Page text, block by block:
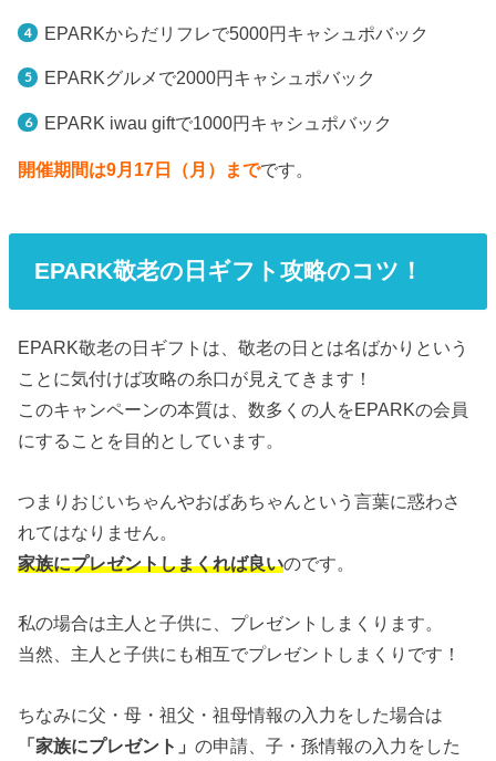
EPARKからだリフレで5000円キャシュポバック
EPARKグルメで2000円キャシュポバック
EPARK iwau giftで1000円キャシュポバック
開催期間は9月17日（月）までです。
EPARK敬老の日ギフト攻略のコツ！
EPARK敬老の日ギフトは、敬老の日とは名ばかりという
ことに気付けば攻略の糸口が見えてきます！
このキャンペーンの本質は、数多くの人をEPARKの会員
にすることを目的としています。
つまりおじいちゃんやおばあちゃんという言葉に惑わさ
れてはなりません。
家族にプレゼントしまくれば良いのです。
私の場合は主人と子供に、プレゼントしまくります。
当然、主人と子供にも相互でプレゼントしまくりです！
ちなみに父・母・祖父・祖母情報の入力をした場合は
「家族にプレゼント」の申請、子・孫情報の入力をした